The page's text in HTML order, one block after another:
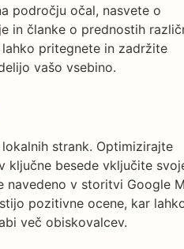
področju očal, nasvete o
in članke o prednostih
pritegnete in zadržite
vašo vsebino.
strank. Optimizirajte
ključne besede vključite
navedeno v storitvi Google
pozitivne ocene, kar
več obiskovalcev.